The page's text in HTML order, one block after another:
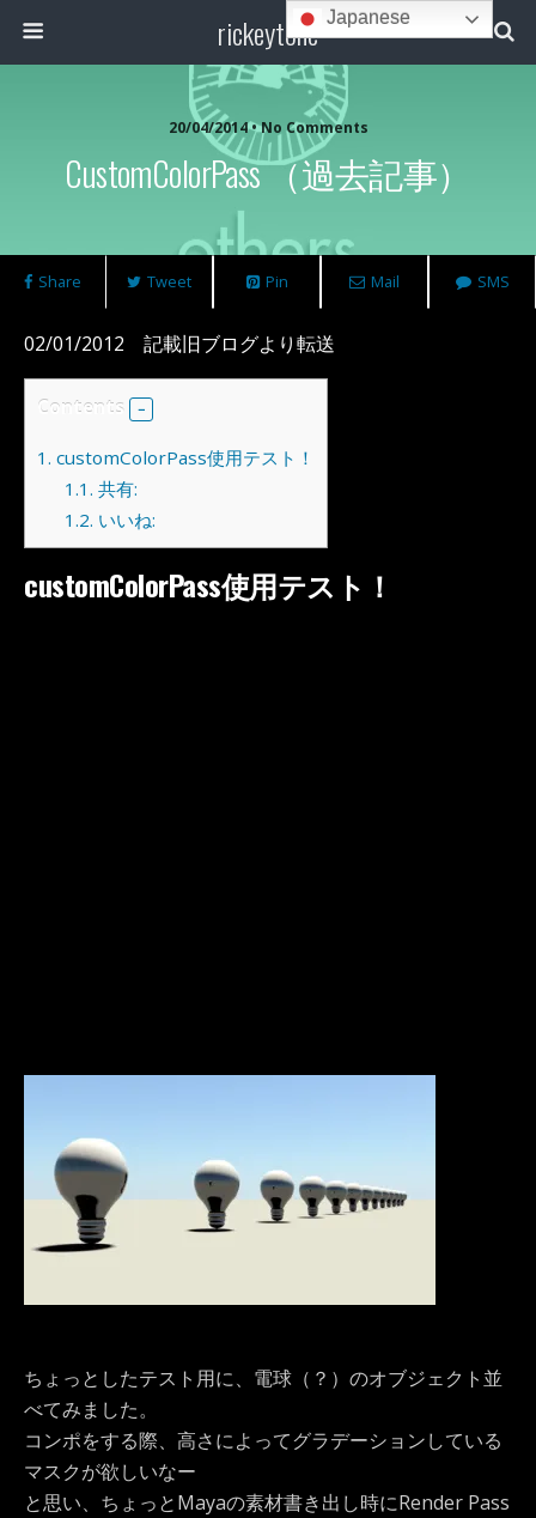
rickeytone
20/04/2014 • No Comments
CustomColorPass （過去記事）
Share Tweet Pin Mail SMS
02/01/2012 記載旧ブログより転送
Contents
1. customColorPass使用テスト！
1.1. 共有:
1.2. いいね:
customColorPass使用テスト！
ちょっとしたテスト用に、電球（？）のオブジェクト並
べてみました。
コンポをする際、高さによってグラデーションしている
マスクが欲しいなー
と思い、ちょっとMayaの素材書き出し時にRender Pass
Japanese